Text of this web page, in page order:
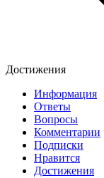
Достижения
Информация
Ответы
Вопросы
Комментарии
Подписки
Нравится
Достижения